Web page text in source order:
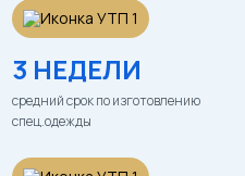
3 НЕДЕЛИ
средний срок по изготовлению
спец.одежды